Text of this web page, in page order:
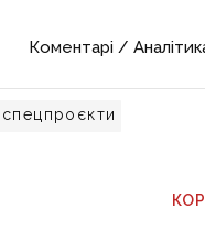
Коментарі /
спецпроєкти